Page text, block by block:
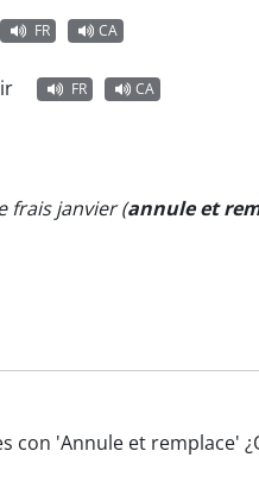
FR CA
FR CA
frais janvier (annule et
con 'Annule et remplace'